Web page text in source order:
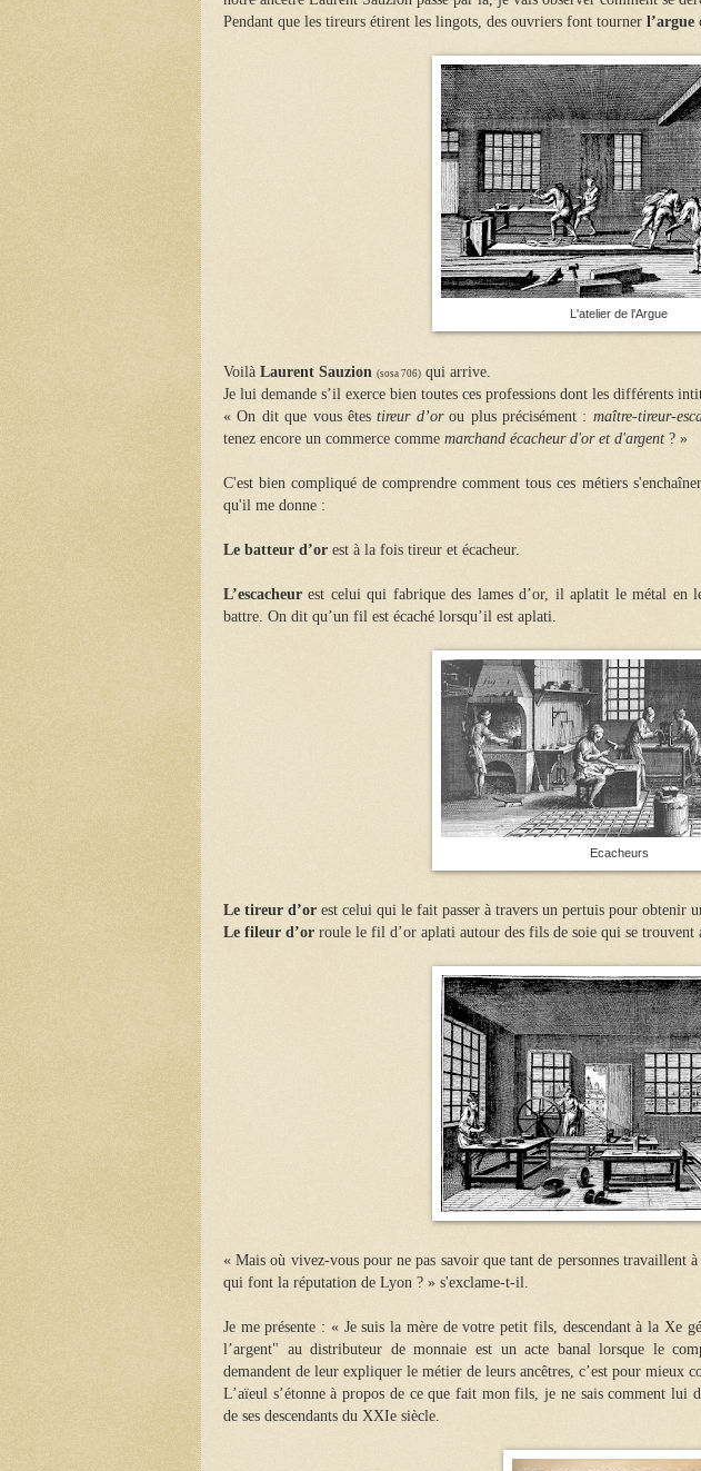
Pendant que les tireurs étirent les lingots, des ouvriers font tourner l’argue
L'atelier de l'Argue
Voilà Laurent Sauzion (sosa 706) qui arrive.
Je lui demande s’il exerce bien toutes ces professions dont les différents
« On dit que vous êtestireur d’orou plus précisément : maître-tireur-
tenez encore un commerce comme marchand écacheur d'or et d'argent ? »
C'est bien compliqué de comprendre comment tous ces métiers
qu'il me donne :
Le batteur d’or est à la fois tireur et écacheur.
L’escacheur est celui qui fabrique des lames d’or, il aplatit le métal en
battre. On dit qu’un fil est écaché lorsqu’il est aplati.
Ecacheurs
Le tireur d’or est celui qui le fait passer à travers un pertuis pour obtenir
Le fileur d’or roule le fil d’or aplati autour des fils de soie qui se trouvent
« Mais où vivez-vous pour ne pas savoir que tant de personnes travaillent
qui font la réputation de Lyon ? » s'exclame-t-il.
Je me présente : « Je suis la mère de votre petit fils, descendant à la Xe
l’argent" au distributeur de monnaie est un acte banal lorsque le
demandent de leur expliquer le métier de leurs ancêtres, c’est pour mieux
L’aïeul s’étonne à propos de ce que fait mon fils, je ne sais comment lui
de ses descendants du XXIe siècle.